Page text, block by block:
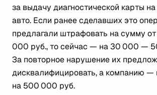
за выдачу диагностической карты
авто. Если ранее сделавших это
предлагали штрафовать на сумму
000 руб., то сейчас — на 30 000 —
За повторное нарушение их
дисквалифицировать, а компанию —
на 500 000 руб.